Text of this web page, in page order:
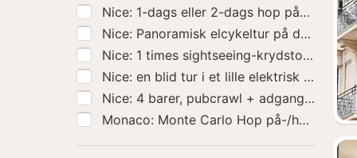
Nice: 1-dags
Nice: 1
Monaco: Monte Carlo